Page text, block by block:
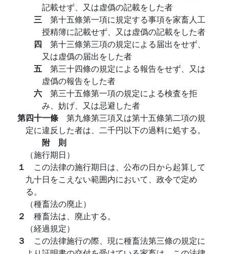
記載せず、又は虚僞の記載をした者
三 第十五條第一項に規定する事項を家畜人工
授精簿に記載せず、又は虚僞の記載をした者
四 第十三條第三項の規定による届出をせず、
又は虚僞の届出をした者
五 第三十四條の規定による報告をせず、又は
虚僞の報告をした者
六 第三十五條第一項の規定による検査を拒
み、妨げ、又は忌避した者
第四十一條 第九條第三項又は第十五條第二項の規
定に違反した者は、二千円以下の過料に処する。
附 則
（施行期日）
１ この法律の施行期日は、公布の日から起算して
九十日をこえない範囲内において、政令で定め
る。
（種畜法の廃止）
２ 種畜法は、廃止する。
（経過規定）
３ この法律施行の際、現に種畜法第三條の規定に